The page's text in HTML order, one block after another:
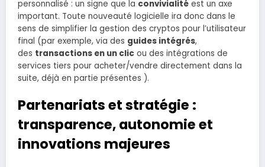
personnalisé : un signe que la convivialité est un axe
important. Toute nouveauté logicielle ira donc dans le
sens de simplifier la gestion des cryptos pour l’utilisateur
final (par exemple, via des guides intégrés,
des transactions en un clic ou des intégrations de
services tiers pour acheter/vendre directement dans la
suite, déjà en partie présentes ).
Partenariats et stratégie :
transparence, autonomie et
innovations majeures